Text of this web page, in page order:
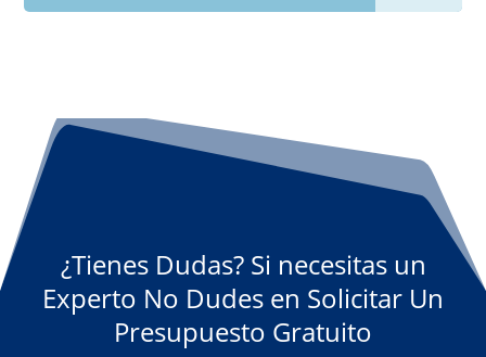
¿Tienes Dudas? Si necesitas un
Experto No Dudes en Solicitar Un
Presupuesto Gratuito